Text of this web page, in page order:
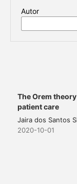
Autor
The Orem
patient care
Jaira dos Santos
2020-10-01